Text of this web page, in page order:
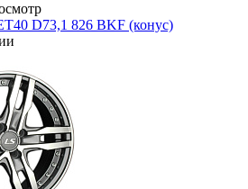
D73,1 826 BKF (конус)